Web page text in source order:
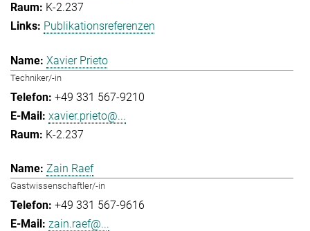
K-2.237
Publikationsreferenzen
Xavier Prieto
Techniker/-in
+49 331 567-9210
xavier.prieto@...
K-2.237
Zain Raef
Gastwissenschaftler/-in
+49 331 567-9616
zain.raef@...